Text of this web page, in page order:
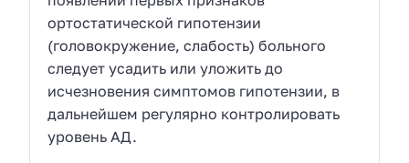
ортостатической гипотензии
(головокружение, слабость) больного
следует усадить или уложить до
исчезновения симптомов гипотензии, в
дальнейшем регулярно контролировать
уровень АД.